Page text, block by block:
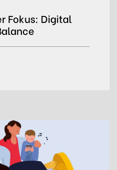
Fokus: Digital